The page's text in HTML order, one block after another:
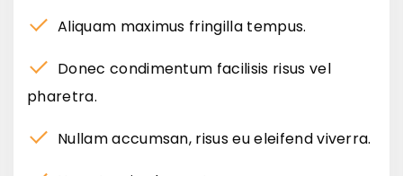
Aliquam maximus fringilla tempus.
Donec condimentum facilisis risus vel
pharetra.
Nullam accumsan, risus eu eleifend viverra.